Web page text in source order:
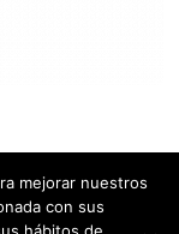
mejorar nuestros
con sus